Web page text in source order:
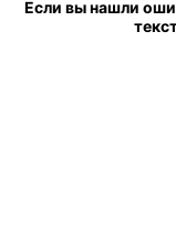
Если вы нашли